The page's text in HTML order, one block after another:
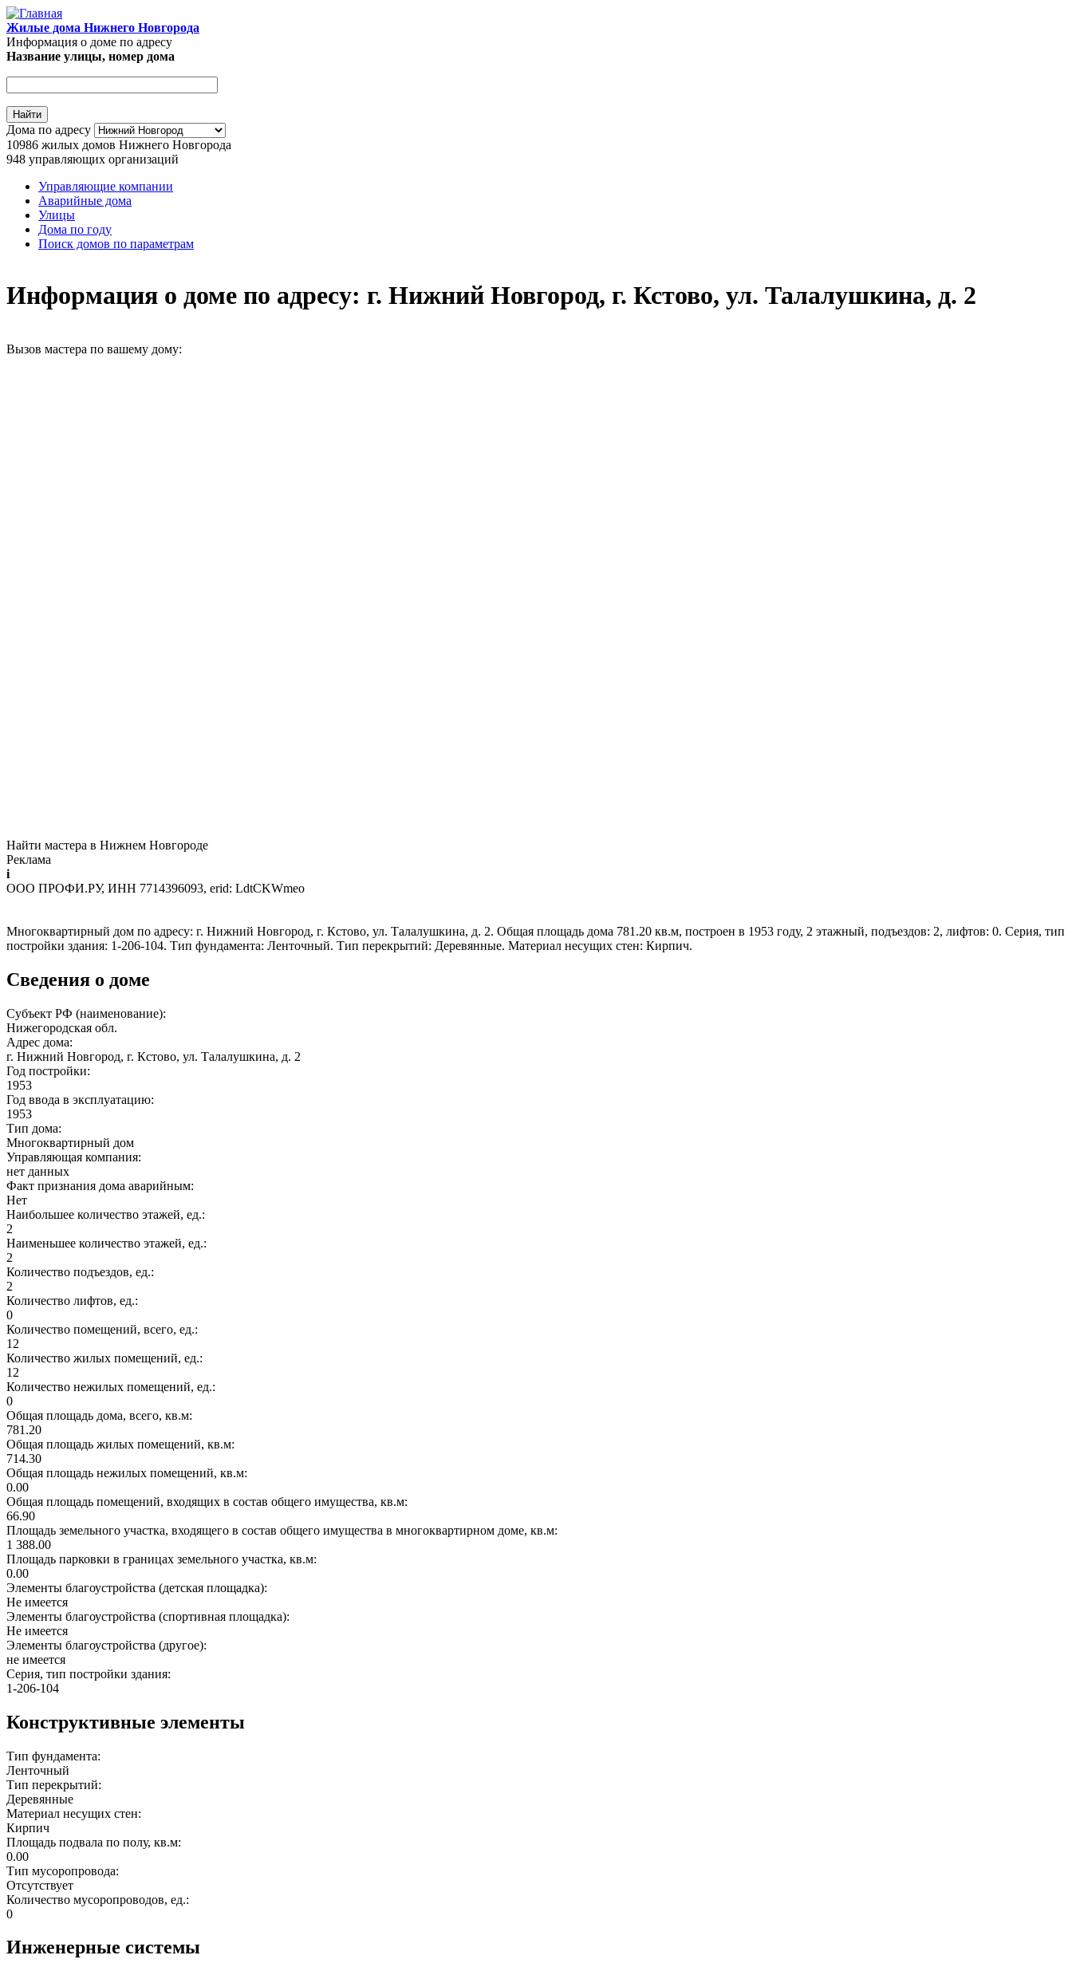
Перейти к основному содержанию
Жилые дома Нижнего Новгорода
Информация о доме по адресу
Адрес дома
Название улицы, номер дома
Дома по адресу
10986 жилых домов Нижнего Новгорода
948 управляющих организаций
Главное меню
Управляющие компании
Аварийные дома
Улицы
Дома по году
Поиск домов по параметрам
Информация о доме по адресу: г. Нижний Новгород, г. Кстово, ул. Талалушкина, д. 2
Вызов мастера по вашему дому:
Найти мастера в Нижнем Новгороде
Реклама
i
ООО ПРОФИ.РУ, ИНН 7714396093, erid: LdtCKWmeo
Многоквартирный дом по адресу: г. Нижний Новгород, г. Кстово, ул. Талалушкина, д. 2. Общая площадь дома 781.20 кв.м, построен в 1953 году, 2 этажный, подъездов: 2, лифтов: 0. Серия, тип
постройки здания: 1-206-104. Тип фундамента: Ленточный. Тип перекрытий: Деревянные. Материал несущих стен: Кирпич.
Сведения о доме
Субъект РФ (наименование):
Нижегородская обл.
Адрес дома:
г. Нижний Новгород, г. Кстово, ул. Талалушкина, д. 2
Год постройки:
1953
Год ввода в эксплуатацию:
1953
Тип дома:
Многоквартирный дом
Управляющая компания:
нет данных
Факт признания дома аварийным:
Нет
Наибольшее количество этажей, ед.:
2
Наименьшее количество этажей, ед.:
2
Количество подъездов, ед.:
2
Количество лифтов, ед.:
0
Количество помещений, всего, ед.:
12
Количество жилых помещений, ед.:
12
Количество нежилых помещений, ед.:
0
Общая площадь дома, всего, кв.м:
781.20
Общая площадь жилых помещений, кв.м:
714.30
Общая площадь нежилых помещений, кв.м:
0.00
Общая площадь помещений, входящих в состав общего имущества, кв.м:
66.90
Площадь земельного участка, входящего в состав общего имущества в многоквартирном доме, кв.м:
1 388.00
Площадь парковки в границах земельного участка, кв.м:
0.00
Элементы благоустройства (детская площадка):
Не имеется
Элементы благоустройства (спортивная площадка):
Не имеется
Элементы благоустройства (другое):
не имеется
Серия, тип постройки здания:
1-206-104
Конструктивные элементы
Тип фундамента:
Ленточный
Тип перекрытий:
Деревянные
Материал несущих стен:
Кирпич
Площадь подвала по полу, кв.м:
0.00
Тип мусоропровода:
Отсутствует
Количество мусоропроводов, ед.:
0
Инженерные системы